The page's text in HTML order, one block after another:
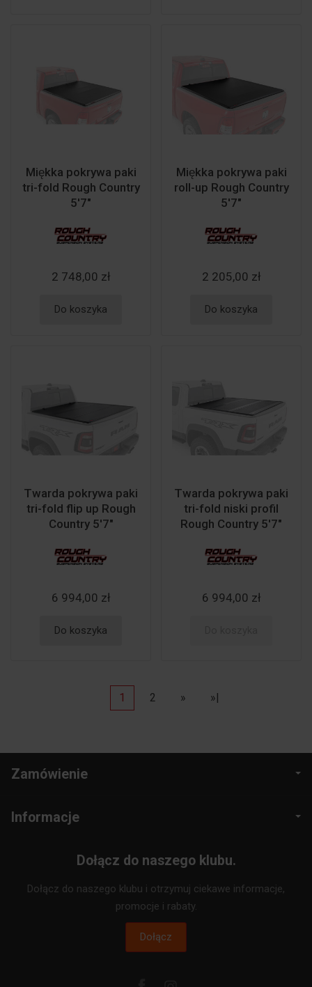
Miękka pokrywa paki
tri-fold Rough Country
5'7"
2 748,00 zł
Do koszyka
Miękka pokrywa paki
roll-up Rough Country
5'7"
2 205,00 zł
Do koszyka
Twarda pokrywa paki
tri-fold flip up Rough
Country 5'7"
6 994,00 zł
Do koszyka
Twarda pokrywa paki
tri-fold niski profil
Rough Country 5'7"
6 994,00 zł
1 2 » »|
Zamówienie
Informacje
Dołącz do naszego klubu.
Dołącz do naszego klubu i otrzymuj ciekawe informacje,
promocje i rabaty.
Dołącz